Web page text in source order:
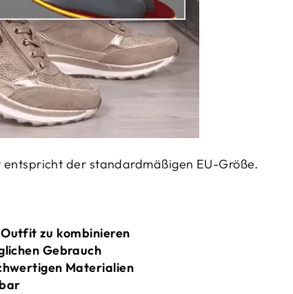
entspricht der standardmäßigen EU-Größe.
zu kombinieren
Gebrauch
Materialien